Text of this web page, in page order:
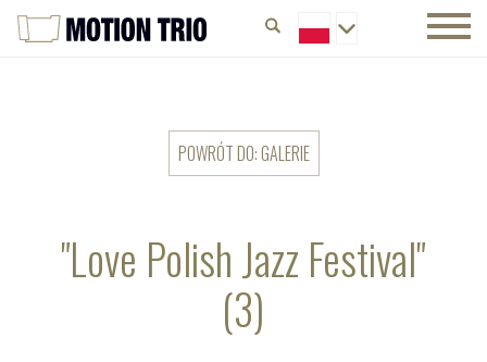
"Love Polish Jazz Festival"
(3)
POWRÓT DO: GALERIE